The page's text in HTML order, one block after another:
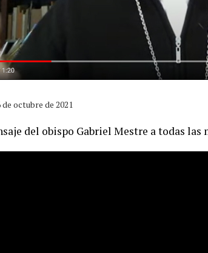
de octubre de 2021
del obispo Gabriel Mestre a todas las